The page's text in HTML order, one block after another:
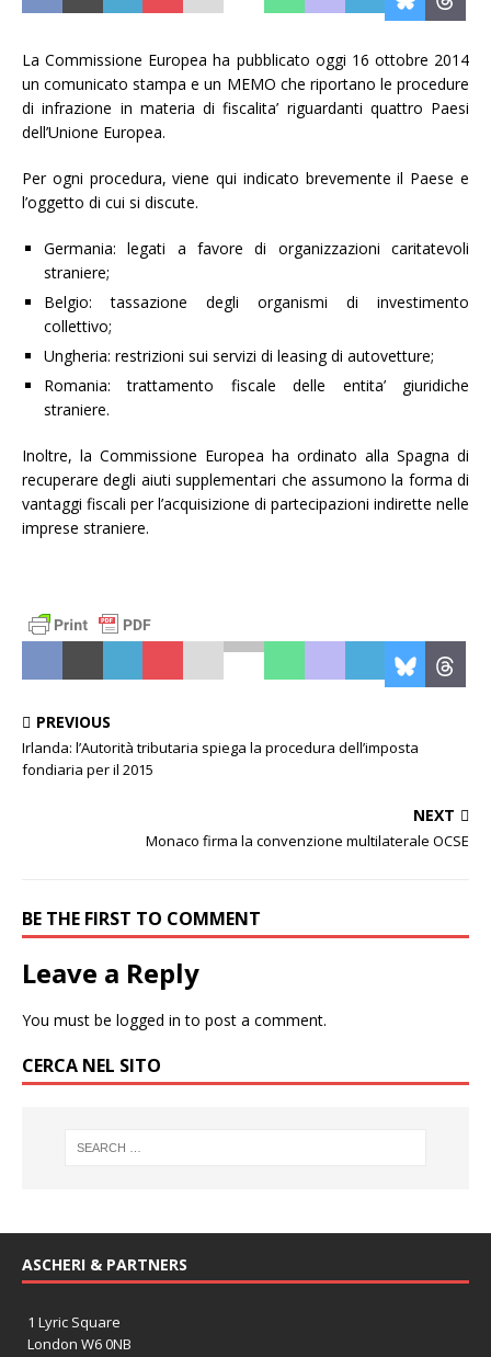
La Commissione Europea ha pubblicato oggi 16 ottobre 2014
un comunicato stampa e un MEMO che riportano le procedure
di infrazione in materia di fiscalita’ riguardanti quattro Paesi
dell’Unione Europea.
Per ogni procedura, viene qui indicato brevemente il Paese e
l’oggetto di cui si discute.
Germania: legati a favore di organizzazioni caritatevoli
straniere;
Belgio: tassazione degli organismi di investimento
collettivo;
Ungheria: restrizioni sui servizi di leasing di autovetture;
Romania: trattamento fiscale delle entita’ giuridiche
straniere.
Inoltre, la Commissione Europea ha ordinato alla Spagna di
recuperare degli aiuti supplementari che assumono la forma di
vantaggi fiscali per l’acquisizione di partecipazioni indirette nelle
imprese straniere.
PREVIOUS
Irlanda: l’Autorità tributaria spiega la procedura dell’imposta
fondiaria per il 2015
NEXT
Monaco firma la convenzione multilaterale OCSE
BE THE FIRST TO COMMENT
Leave a Reply
You must be logged in to post a comment.
CERCA NEL SITO
ASCHERI & PARTNERS
1 Lyric Square
London W6 0NB